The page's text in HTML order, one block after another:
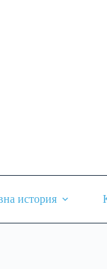
история